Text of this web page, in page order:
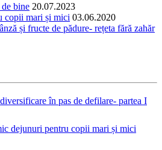
bine 20.07.2023
copii mari și mici 03.06.2020
și fructe de pădure- rețeta fără zahăr
în pas de defilare- partea I
dejunuri pentru copii mari și mici